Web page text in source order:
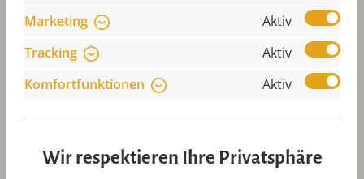
Marketing
Aktiv
Tracking
Aktiv
Komfortfunktionen
Aktiv
Wir respektieren Ihre Privatsphäre